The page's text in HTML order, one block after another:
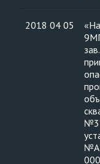
2018 04 05